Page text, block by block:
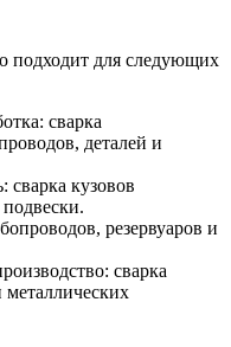
подходит для следующих
сварка
деталей и
кузовов
резервуаров и
сварка
металлических